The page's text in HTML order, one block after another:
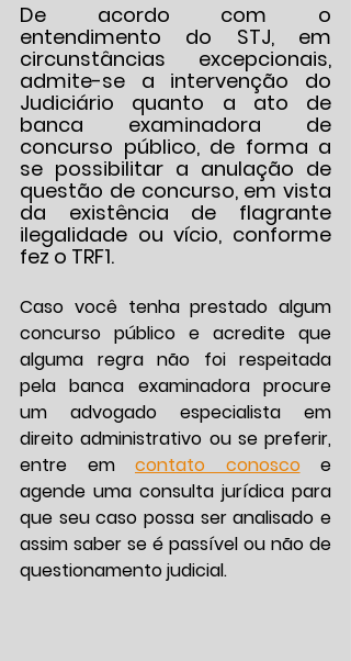
De acordo com o
entendimento do STJ, em
circunstâncias excepcionais,
admite-se a intervenção do
Judiciário quanto a ato de
banca examinadora de
concurso público, de forma a
se possibilitar a anulação de
questão de concurso, em vista
da existência de flagrante
ilegalidade ou vício, conforme
fez o TRF1.
Caso você tenha prestado algum
concurso público e acredite que
alguma regra não foi respeitada
pela banca examinadora procure
um advogado especialista em
direito administrativo ou se preferir,
entre em contato conosco e
agende uma consulta jurídica para
que seu caso possa ser analisado e
assim saber se é passível ou não de
questionamento judicial.